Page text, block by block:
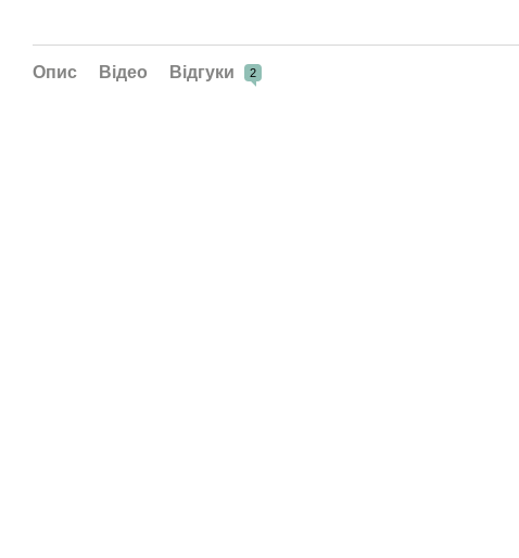
Опис Відео Відгуки 2